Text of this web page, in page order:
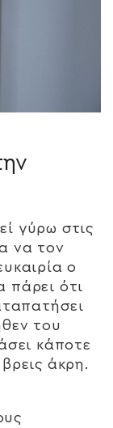
γύρω στις
να τον
ο
πάρει ότι
του
κάποτε
άκρη.